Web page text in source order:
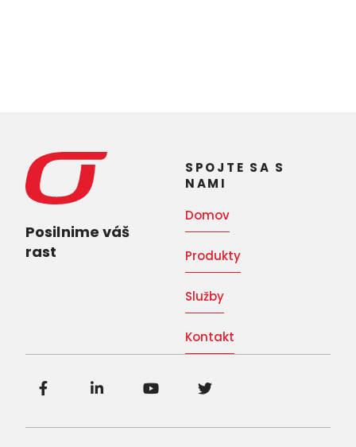
Posilnime váš
rast
SPOJTE SA S
NAMI
Domov
Produkty
Služby
Kontakt